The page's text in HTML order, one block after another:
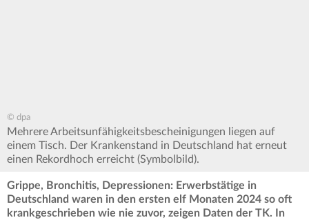
© dpa
Mehrere Arbeitsunfähigkeitsbescheinigungen liegen auf
einem Tisch. Der Krankenstand in Deutschland hat erneut
einen Rekordhoch erreicht (Symbolbild).
Grippe, Bronchitis, Depressionen: Erwerbstätige in
Deutschland waren in den ersten elf Monaten 2024 so oft
krankgeschrieben wie nie zuvor, zeigen Daten der TK. In